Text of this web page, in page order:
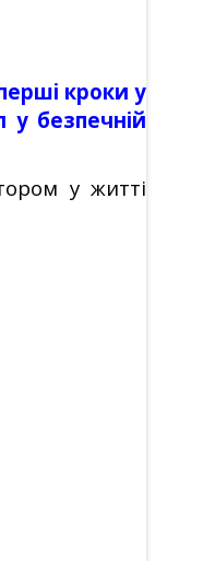
кроки у
у безпечній
у житті